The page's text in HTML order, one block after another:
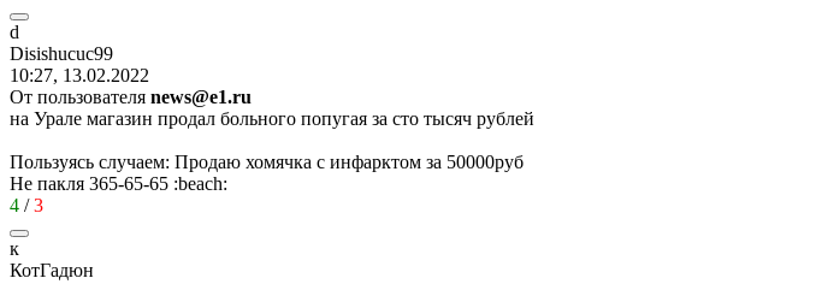
d
Disishucuc99
10:27, 13.02.2022
От пользователя news@e1.ru
на Урале магазин продал больного попугая за сто тысяч рублей
Пользуясь случаем: Продаю хомячка с инфарктом за 50000руб
Не пакля 365-65-65 :beach:
4 /3
к
КотГадюн